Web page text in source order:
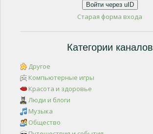
Войти через uID
Старая форма входа
Категории каналов
Другое
Компьютерные игры
Красота и здоровье
Люди и блоги
Музыка
Общество